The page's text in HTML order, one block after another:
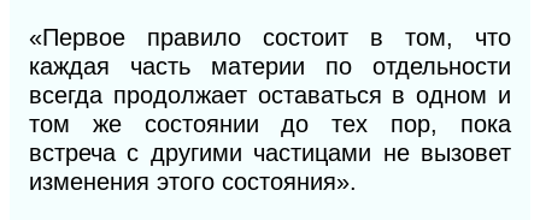
«Первое правило состоит в том, что
каждая часть материи по отдельности
всегда продолжает оставаться в одном и
том же состоянии до тех пор, пока
встреча с другими частицами не вызовет
изменения этого состояния».